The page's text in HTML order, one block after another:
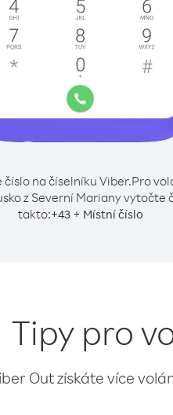
na číselníku Viber.Pro
z Severní Mariany vytočte
takto:+43 + Místní číslo
Tipy pro
Out získáte více